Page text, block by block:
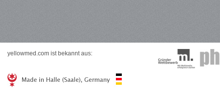
yellowmed.com ist bekannt aus: